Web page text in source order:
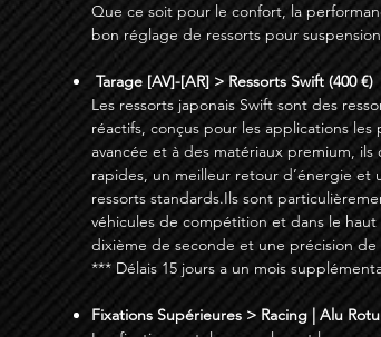
Que ce soit pour le confort, la
bon réglage de ressorts pour
Tarage [AV]-[AR] > Ressorts Swift (400 €)
Les ressorts japonais Swift sont des
réactifs, conçus pour les applications
avancée et à des matériaux premium,
rapides, un meilleur retour d’énergie
ressorts standards.Ils sont
véhicules de compétition et dans le
dixième de seconde et une précision
*** Délais 15 jours a un mois
Fixations Supérieures > Racing | Alu